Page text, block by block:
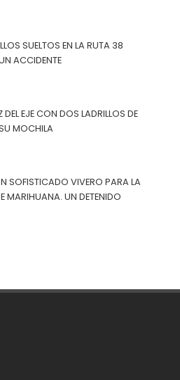
SUELTOS EN LA RUTA 38
ACCIDENTE
EJE CON DOS LADRILLOS DE
MOCHILA
SOFISTICADO VIVERO PARA LA
MARIHUANA. UN DETENIDO